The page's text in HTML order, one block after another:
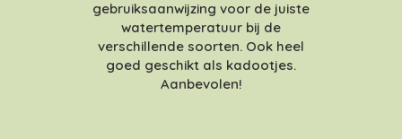
gebruiksaanwijzing voor de juiste
watertemperatuur bij de
verschillende soorten. Ook heel
goed geschikt als kadootjes.
Aanbevolen!